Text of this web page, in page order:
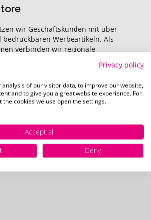
wir Geschäftskunden mit über
bedruckbaren Werbeartikeln. Als
verbinden wir regionale
führenden Anbieter in Deutschland
oder Interesse an unseren
uns auf den Austausch!
& Presse
Privacy policy
analysis of our visitor data, to improve our website,
and to give you a great website experience. For
cookies we use open the settings.
Accept all
Deny